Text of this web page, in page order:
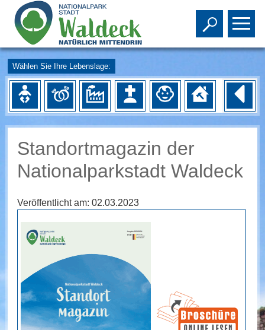
Toggle
Wählen Sie Ihre Lebenslage:
Standortmagazin der
Nationalparkstadt Waldeck
Veröffentlicht am: 02.03.2023